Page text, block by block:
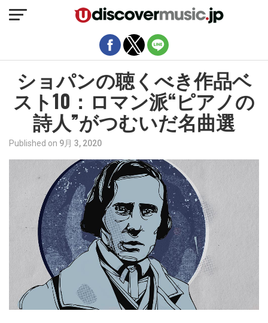
ショパンの聴くべき作品ベ
スト10：ロマン派“ピアノの
詩人”がつむいだ名曲選
Published on 9月 3, 2020
モバイルバージョンを終了